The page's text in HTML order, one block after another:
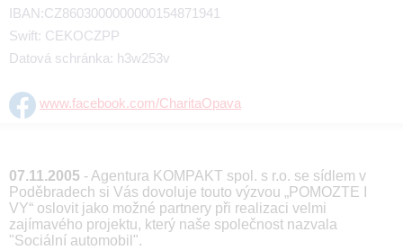
IBAN:CZ8603000000000154871941
Swift: CEKOCZPP
Datová schránka: h3w253v
www.facebook.com/CharitaOpava
07.11.2005 - Agentura KOMPAKT spol. s r.o. se sídlem v
Poděbradech si Vás dovoluje touto výzvou „POMOZTE I
VY“ oslovit jako možné partnery při realizaci velmi
zajímavého projektu, který naše společnost nazvala
"Sociální automobil".